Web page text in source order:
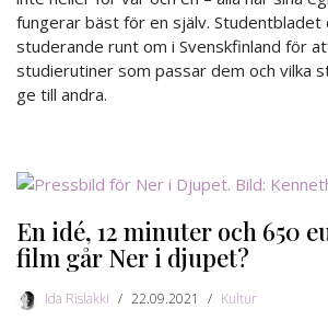
fungerar bäst för en själv. Studentbladet
studerande runt om i Svenskfinland för
studierutiner som passar dem och vilka
ge till andra.
En idé, 12 minuter och 650
film går Ner i djupet?
Ida Rislakki 22.09.2021 Kultur